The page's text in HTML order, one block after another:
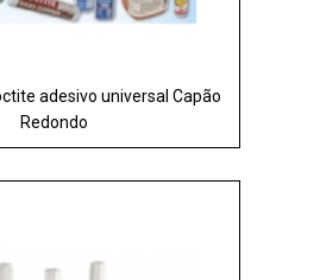
adesivo universal Capão
Redondo